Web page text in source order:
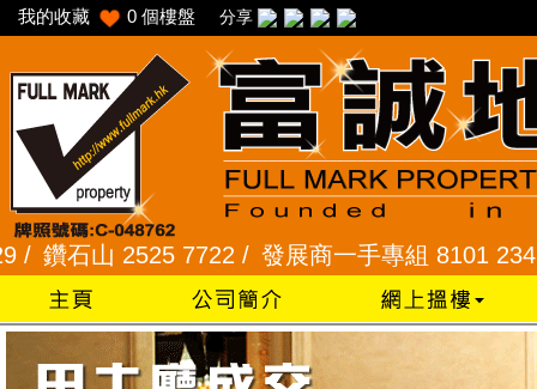
我的收藏 0 個樓盤 分享
石山 2525 7722 / 發展商一手專組 8101 2345 /